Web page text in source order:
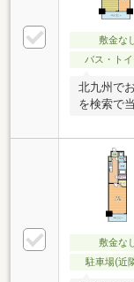
敷金な
バス・ト
北九州で
を検索で
敷金な
駐車場(近